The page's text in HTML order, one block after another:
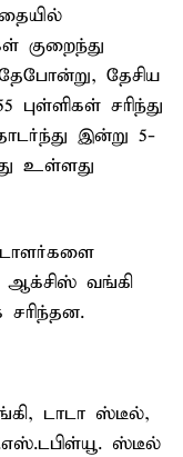
குறைந்து
தேசிய
புள்ளிகள் சரிந்து
இன்று 5-
உள்ளது
ஆக்சிஸ் வங்கி
டாடா ஸ்டீல்,
ஸ்டீல்